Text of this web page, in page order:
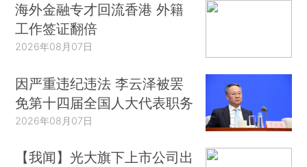
海外金融专才回流香港 外籍
工作签证翻倍
2026年08月07日
因严重违纪违法 李云泽被罢
免第十四届全国人大代表职务
2026年08月07日
【我闻】光大旗下上市公司出